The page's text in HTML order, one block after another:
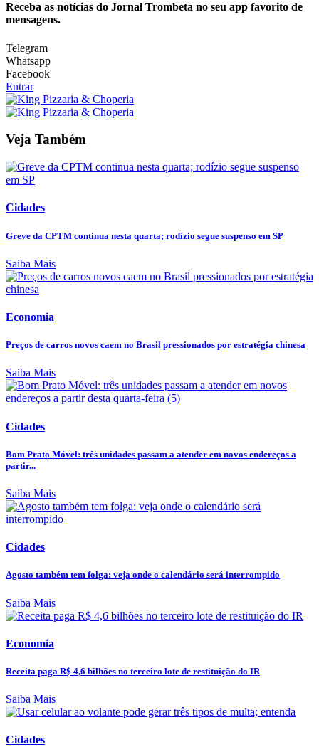
Receba as notícias do Jornal Trombeta no seu app favorito de
mensagens.
Telegram
Whatsapp
Facebook
Entrar
Veja Também
Cidades
Greve da CPTM continua nesta quarta; rodízio segue suspenso em SP
Saiba Mais
Economia
Preços de carros novos caem no Brasil pressionados por estratégia chinesa
Saiba Mais
Cidades
Bom Prato Móvel: três unidades passam a atender em novos endereços a
partir...
Saiba Mais
Cidades
Agosto também tem folga: veja onde o calendário será interrompido
Saiba Mais
Economia
Receita paga R$ 4,6 bilhões no terceiro lote de restituição do IR
Saiba Mais
Cidades